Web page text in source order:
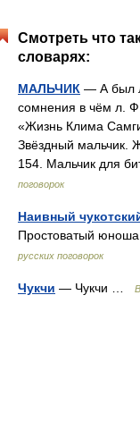
Смотреть что
словарях:
МАЛЬЧИК — А был
сомнения в чём л.
«Жизнь Клима
Звёздный мальчик.
154. Мальчик для
поговорок
Наивный
Простоватый
русских поговорок
Чукчи — Чукчи …